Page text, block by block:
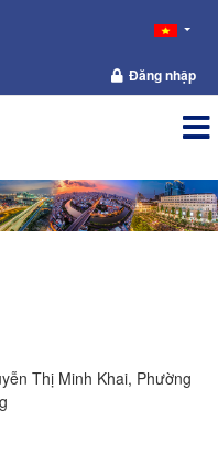
Đăng nhập
Thị Minh Khai, Phường